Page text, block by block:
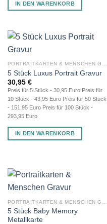
IN DEN WARENKORB
PORTRAITKARTEN & MENSCHEN GRAVUR
5 Stück Luxus Portrait Gravur
30,95 €
Preis für 5 Stück - 30,95 Euro Preis für
10 Stück - 43,95 Euro Preis für 50 Stück
- 151,95 Euro Preis für 100 Stück -
293,95 Euro
IN DEN WARENKORB
5 Stück Baby Memory
Metallkarte